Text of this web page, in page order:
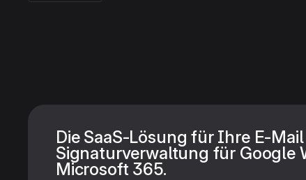
Die SaaS-Lösung für Ihre E-Mail
Signaturverwaltung für Google
Microsoft 365.